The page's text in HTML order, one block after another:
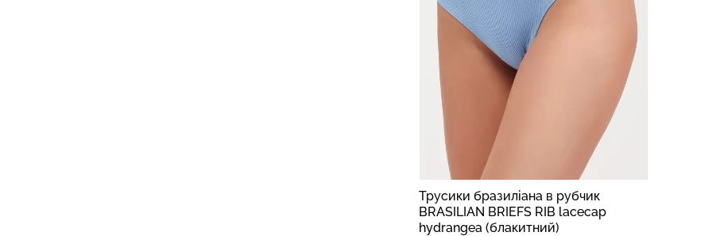
Трусики бразиліана в рубчик
BRASILIAN BRIEFS RIB lacecap
hydrangea (блакитний)